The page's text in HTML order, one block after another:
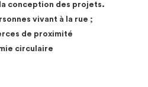
conception des projets.
vivant à la rue ;
de proximité
circulaire